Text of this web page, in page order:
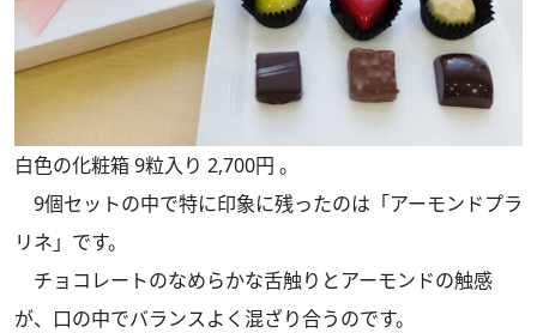
白色の化粧箱 9粒入り 2,700円 。
9個セットの中で特に印象に残ったのは「アーモンドプラ
リネ」です。
チョコレートのなめらかな舌触りとアーモンドの触感
が、口の中でバランスよく混ざり合うのです。